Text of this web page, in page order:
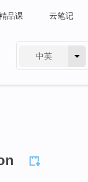
品课 云笔记
中英